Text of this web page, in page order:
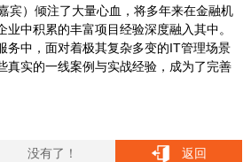
宾）倾注了大量心血，将多年来在金融机
中积累的丰富项目经验深度融入其中。
务中，面对着极其复杂多变的IT管理场景
真实的一线案例与实战经验，成为了完善
没有了！ 返回